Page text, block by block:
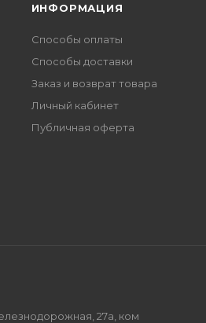
ИНФОРМАЦИЯ
Способы оплаты
Способы доставки
Заказ и возврат товара
Личный кабинет
Публичная оферта
27а, ком